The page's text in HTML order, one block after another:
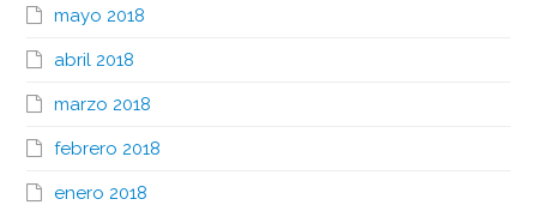
mayo 2018
abril 2018
marzo 2018
febrero 2018
enero 2018